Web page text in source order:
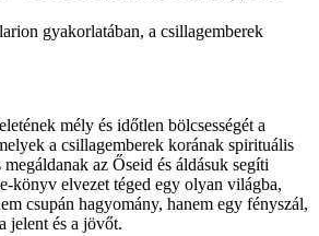
gyakorlatában, a csillagemberek
mély és időtlen bölcsességét a
a csillagemberek korának spirituális
az Őseid és áldásuk segíti
könyv elvezet téged egy olyan világba,
csupán hagyomány, hanem egy fényszál,
jelent és a jövőt.